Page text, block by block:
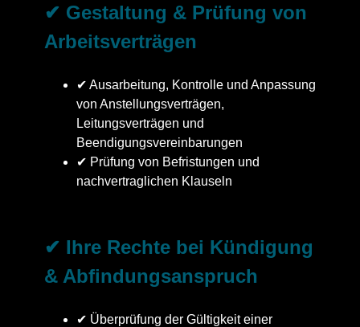
✔ Gestaltung & Prüfung von
Arbeitsverträgen
✔ Ausarbeitung, Kontrolle und Anpassung
von Anstellungsverträgen,
Leitungsverträgen und
Beendigungsvereinbarungen
✔ Prüfung von Befristungen und
nachvertraglichen Klauseln
✔ Ihre Rechte bei Kündigung
& Abfindungsanspruch
✔ Überprüfung der Gültigkeit einer